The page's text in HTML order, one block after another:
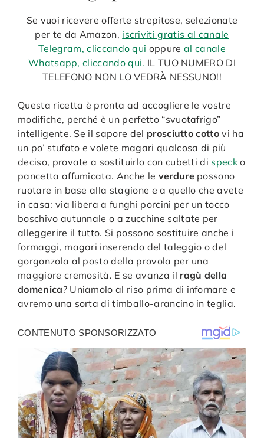
Se vuoi ricevere offerte strepitose, selezionate
per te da Amazon, iscriviti gratis al canale
Telegram, cliccando qui oppureal canale
Whatsapp, cliccando qui. IL TUO NUMERO DI
TELEFONO NON LO VEDRÀ NESSUNO!!
Questa ricetta è pronta ad accogliere le vostre
modifiche, perché è un perfetto “svuotafrigo”
intelligente. Se il sapore del prosciutto cotto vi ha
un po’ stufato e volete magari qualcosa di più
deciso, provate a sostituirlo con cubetti di speck o
pancetta affumicata. Anche le verdure possono
ruotare in base alla stagione e a quello che avete
in casa: via libera a funghi porcini per un tocco
boschivo autunnale o a zucchine saltate per
alleggerire il tutto. Si possono sostituire anche i
formaggi, magari inserendo del taleggio o del
gorgonzola al posto della provola per una
maggiore cremosità. E se avanza il ragù della
domenica? Uniamolo al riso prima di infornare e
avremo una sorta di timballo-arancino in teglia.